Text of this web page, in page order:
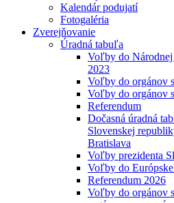
Kalendár podujatí
Fotogaléria
Zverejňovanie
Úradná tabuľa
Voľby do
2023
Voľby do orgánov
Voľby do orgánov
Referendum
Dočasná úradná
Slovenskej
Bratislava
Voľby prezidenta
Voľby do
Referendum 2026
Voľby do orgánov